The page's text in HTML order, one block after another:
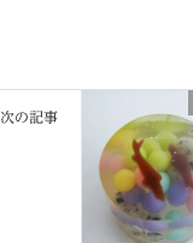
次の記事